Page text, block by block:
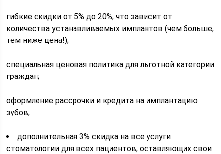
гибкие скидки от 5% до 20%, что зависит от
количества устанавливаемых имплантов (чем больше,
тем ниже цена!);
специальная ценовая политика для льготной категории
граждан;
оформление рассрочки и кредита на имплантацию
зубов;
дополнительная 3% скидка на все услуги
стоматологии для всех пациентов, оставляющих свои